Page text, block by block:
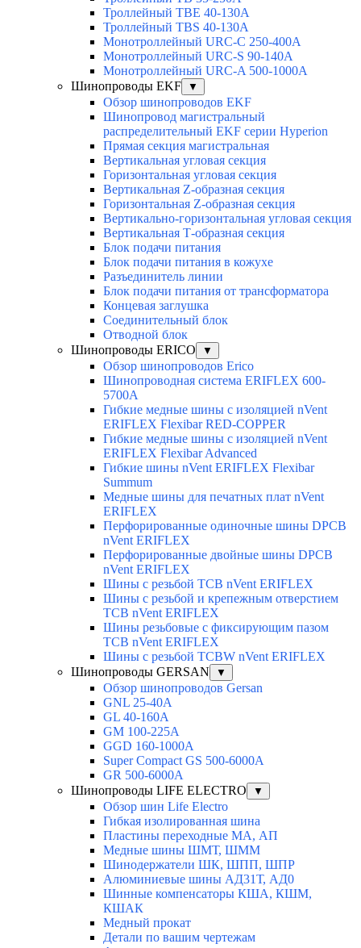
Троллейный TBE 40-130A
Троллейный TBS 40-130A
Монотроллейный URC-C 250-400A
Монотроллейный URC-S 90-140A
Монотроллейный URC-A 500-1000A
Шинопроводы EKF
▼
Обзор шинопроводов EKF
Шинопровод магистральный
распределительный EKF серии Hyperion
Прямая секция магистральная
Вертикальная угловая секция
Горизонтальная угловая секция
Вертикальная Z-образная секция
Горизонтальная Z-образная секция
Вертикально-горизонтальная угловая секция
Вертикальная Т-образная секция
Блок подачи питания
Блок подачи питания в кожухе
Разъединитель линии
Блок подачи питания от трансформатора
Концевая заглушка
Соединительный блок
Отводной блок
Шинопроводы ERICO
▼
Обзор шинопроводов Erico
Шинопроводная система ERIFLEX 600-
5700A
Гибкие медные шины с изоляцией nVent
ERIFLEX Flexibar RED-COPPER
Гибкие медные шины с изоляцией nVent
ERIFLEX Flexibar Advanced
Гибкие шины nVent ERIFLEX Flexibar
Summum
Медные шины для печатных плат nVent
ERIFLEX
Перфорированные одиночные шины DPCB
nVent ERIFLEX
Перфорированные двойные шины DPCB
nVent ERIFLEX
Шины с резьбой TCB nVent ERIFLEX
Шины с резьбой и крепежным отверстием
TCB nVent ERIFLEX
Шины резьбовые с фиксирующим пазом
TCB nVent ERIFLEX
Шины с резьбой TCBW nVent ERIFLEX
Шинопроводы GERSAN
▼
Обзор шинопроводов Gersan
GNL 25-40A
GL 40-160A
GM 100-225A
GGD 160-1000A
Super Compact GS 500-6000A
GR 500-6000A
Шинопроводы LIFE ELECTRO
▼
Обзор шин Life Electro
Гибкая изолированная шина
Пластины переходные МА, АП
Медные шины ШМТ, ШММ
Шинодержатели ШК, ШПП, ШПР
Алюминиевые шины АД31Т, АД0
Шинные компенсаторы КША, КШМ,
КШАК
Медный прокат
Детали по вашим чертежам